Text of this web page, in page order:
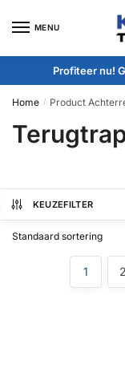
MENU
Profiteer nu!
Home / Product
KEUZEFILTER
1 2